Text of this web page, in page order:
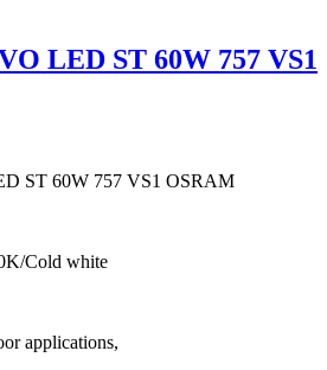
LED ST 60W 757 VS1
ST 60W 757 VS1 OSRAM
Cold white
applications,